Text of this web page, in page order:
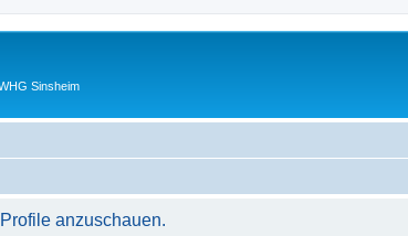
Sinsheim
anzuschauen.